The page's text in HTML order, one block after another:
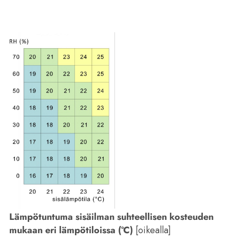
Lämpötuntuma sisäilman suhteellisen kosteuden
mukaan eri lämpötiloissa (°C) [oikealla]